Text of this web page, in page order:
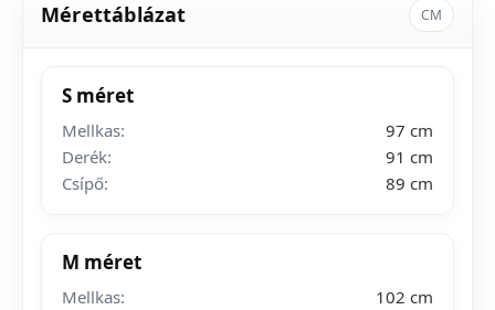
Mérettáblázat CM
S méret
Mellkas:
97 cm
Derék:
91 cm
Csípő:
89 cm
M méret
Mellkas:
102 cm